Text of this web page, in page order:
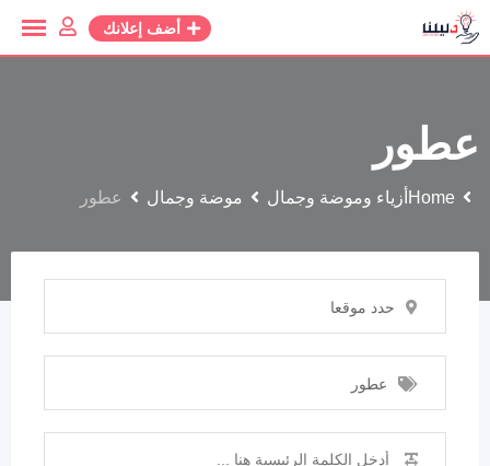
أضف إعلانك
عطور
Home أزياء وموضة وجمال موضة وجمال عطور
حدد موقعا
عطور